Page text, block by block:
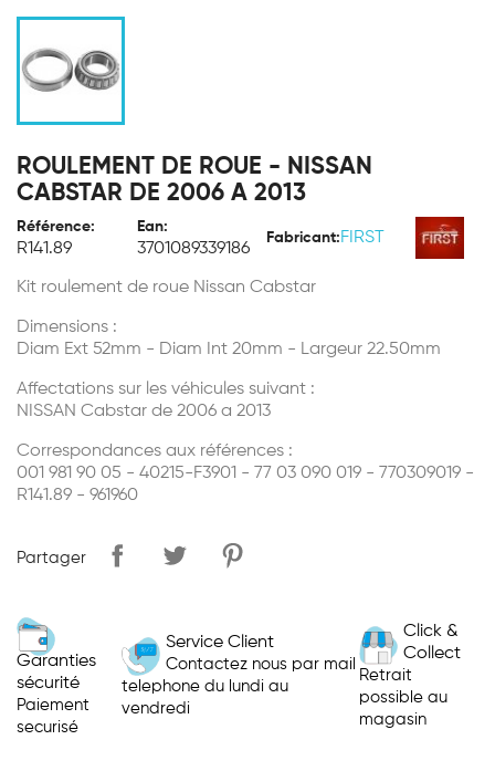
ROULEMENT DE ROUE - NISSAN
CABSTAR DE 2006 A 2013
Référence:
R141.89
Ean:
3701089339186
Fabricant: FIRST
Kit roulement de roue Nissan Cabstar
Dimensions :
Diam Ext 52mm - Diam Int 20mm - Largeur 22.50mm
Affectations sur les véhicules suivant :
NISSAN Cabstar de 2006 a 2013
Correspondances aux références :
001 981 90 05 - 40215-F3901 - 77 03 090 019 - 770309019 -
R141.89 - 961960
Partager
Garanties
sécurité
Paiement
securisé
Service Client
Contactez nous par mail
telephone du lundi au
vendredi
Click &
Collect
Retrait
possible au
magasin